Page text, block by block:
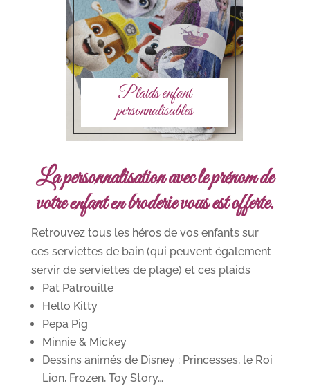
Plaids enfant
personnalisables
La personnalisation avec le prénom de
votre enfant en broderie vous est offerte.
Retrouvez tous les héros de vos enfants sur
ces serviettes de bain (qui peuvent également
servir de serviettes de plage) et ces plaids
Pat Patrouille
Hello Kitty
Pepa Pig
Minnie & Mickey
Dessins animés de Disney : Princesses, le Roi
Lion, Frozen, Toy Story…